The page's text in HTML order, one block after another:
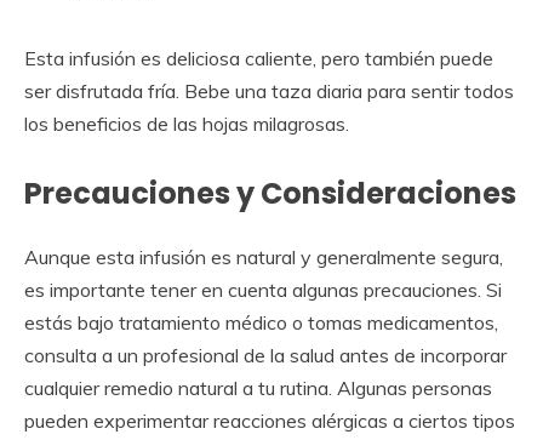
Esta infusión es deliciosa caliente, pero también puede
ser disfrutada fría. Bebe una taza diaria para sentir todos
los beneficios de las hojas milagrosas.
Precauciones y Consideraciones
Aunque esta infusión es natural y generalmente segura,
es importante tener en cuenta algunas precauciones. Si
estás bajo tratamiento médico o tomas medicamentos,
consulta a un profesional de la salud antes de incorporar
cualquier remedio natural a tu rutina. Algunas personas
pueden experimentar reacciones alérgicas a ciertos tipos